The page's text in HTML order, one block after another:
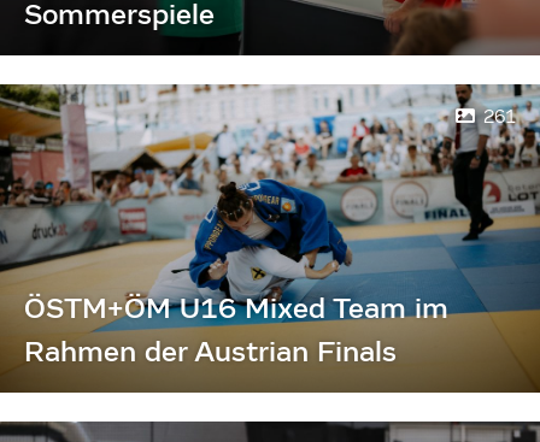
Sommerspiele
261
ÖSTM+ÖM U16 Mixed Team im
Rahmen der Austrian Finals